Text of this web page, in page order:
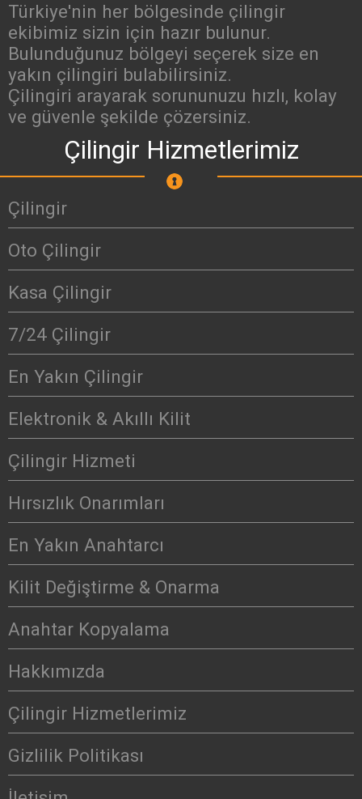
Türkiye'nin her bölgesinde çilingir
ekibimiz sizin için hazır bulunur.
Bulunduğunuz bölgeyi seçerek size en
yakın çilingiri bulabilirsiniz.
Çilingiri arayarak sorununuzu hızlı, kolay
ve güvenle şekilde çözersiniz.
Çilingir Hizmetlerimiz
Çilingir
Oto Çilingir
Kasa Çilingir
7/24 Çilingir
En Yakın Çilingir
Elektronik & Akıllı Kilit
Çilingir Hizmeti
Hırsızlık Onarımları
En Yakın Anahtarcı
Kilit Değiştirme & Onarma
Anahtar Kopyalama
Hakkımızda
Çilingir Hizmetlerimiz
Gizlilik Politikası